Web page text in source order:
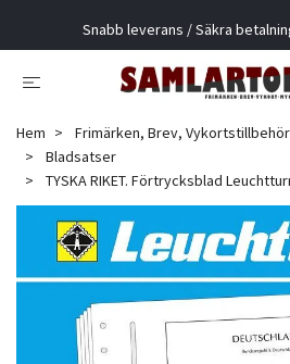
Snabb leverans / Säkra
Hem Frimärken, Brev, Vykortstillbehör
Bladsatser
TYSKA RIKET. Förtrycksblad